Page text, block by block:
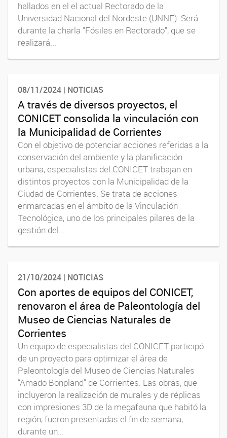
hallados en el el actual Rectorado de la
Universidad Nacional del Nordeste (UNNE). Será
durante la charla "Fósiles en Rectorado", que se
realizará...
08/11/2024 | NOTICIAS
A través de diversos proyectos, el
CONICET consolida la vinculación con
la Municipalidad de Corrientes
Con el objetivo de potenciar acciones referidas a la
conservación del ambiente y la planificación
urbana, especialistas del CONICET trabajan en
distintos proyectos con la Municipalidad de la
Ciudad de Corrientes. Se trata de acciones
enmarcadas en el ámbito de la Vinculación
Tecnológica, uno de los principales pilares de la
gestión del...
21/10/2024 | NOTICIAS
Con aportes de equipos del CONICET,
renovaron el área de Paleontología del
Museo de Ciencias Naturales de
Corrientes
Un equipo de especialistas del CONICET participó
de un proyecto para optimizar el área de
Paleontología del Museo de Ciencias Naturales
“Amado Bonpland” de Corrientes. Las obras, que
incluyeron la realización de murales y de réplicas
con impresiones 3D de la megafauna que habitó la
región, fueron presentadas el fin de semana,
durante un...